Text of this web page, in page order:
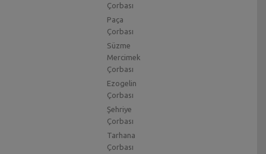
Çorbası
Paça
Çorbası
Süzme
Mercimek
Çorbası
Ezogelin
Çorbası
Şehriye
Çorbası
Tarhana
Çorbası